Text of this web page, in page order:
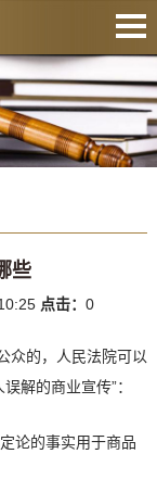
些
点击： 0
的，人民法院可以
解的商业宣传”：
论的事实用于商品